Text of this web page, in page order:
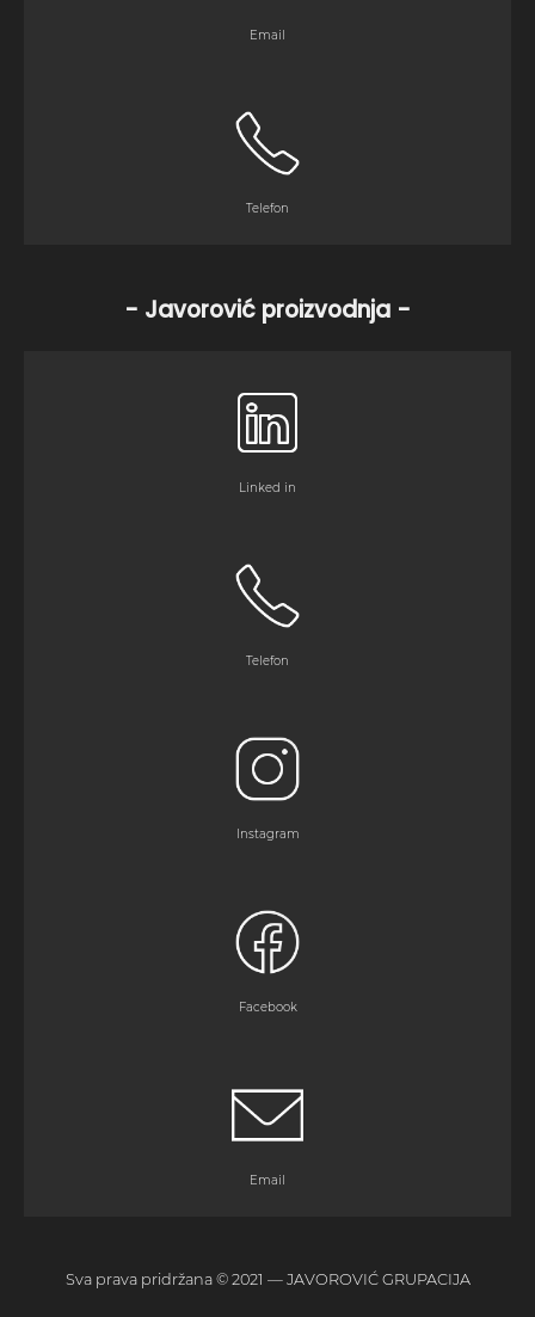
Email
Telefon
- Javorović proizvodnja -
Linked in
Telefon
Instagram
Facebook
Email
Sva prava pridržana © 2021 — JAVOROVIĆ GRUPACIJA